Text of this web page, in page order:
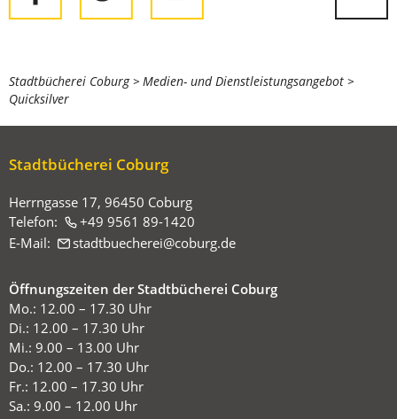
Sie
befinden
hier:
Stadtbücherei Coburg
Medien- und Dienstleistungsangebot
Quicksilver
Stadtbücherei Coburg
Herrngasse 17, 96450 Coburg
Telefon:
+49 9561 89-1420
E-Mail:
stadtbuecherei coburg de
Öffnungszeiten der Stadtbücherei Coburg
Mo.: 12.00 – 17.30 Uhr
Di.: 12.00 – 17.30 Uhr
Mi.: 9.00 – 13.00 Uhr
Do.: 12.00 – 17.30 Uhr
Fr.: 12.00 – 17.30 Uhr
Sa.: 9.00 – 12.00 Uhr